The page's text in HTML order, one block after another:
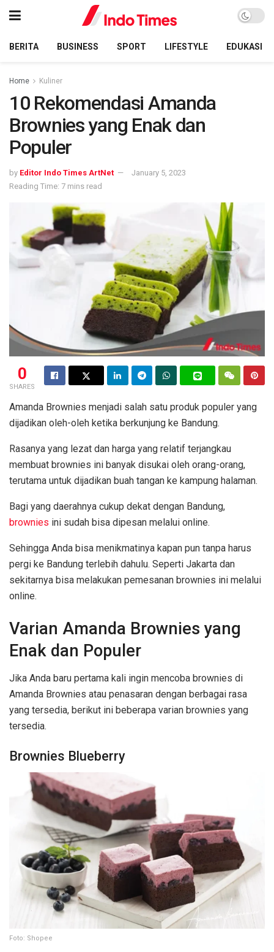
BERITA BUSINESS SPORT LIFESTYLE EDUKASI
Home Kuliner
10 Rekomendasi Amanda
Brownies yang Enak dan
Populer
by Editor Indo Times ArtNet
January 5, 2023
Reading Time: 7 mins read
0
SHARES
Amanda Brownies menjadi salah satu produk populer yang
dijadikan oleh-oleh ketika berkunjung ke Bandung.
Rasanya yang lezat dan harga yang relatif terjangkau
membuat brownies ini banyak disukai oleh orang-orang,
terutama untuk dijadikan buah tangan ke kampung halaman.
Bagi yang daerahnya cukup dekat dengan Bandung,
brownies ini sudah bisa dipesan melalui online.
Sehingga Anda bisa menikmatinya kapan pun tanpa harus
pergi ke Bandung terlebih dahulu. Seperti Jakarta dan
sekitarnya bisa melakukan pemesanan brownies ini melalui
online.
Varian Amanda Brownies yang
Enak dan Populer
Jika Anda baru pertama kali ingin mencoba brownies di
Amanda Brownies atau penasaran dengan berbagai rasa
yang tersedia, berikut ini beberapa varian brownies yang
tersedia.
Brownies Blueberry
Foto: Shopee